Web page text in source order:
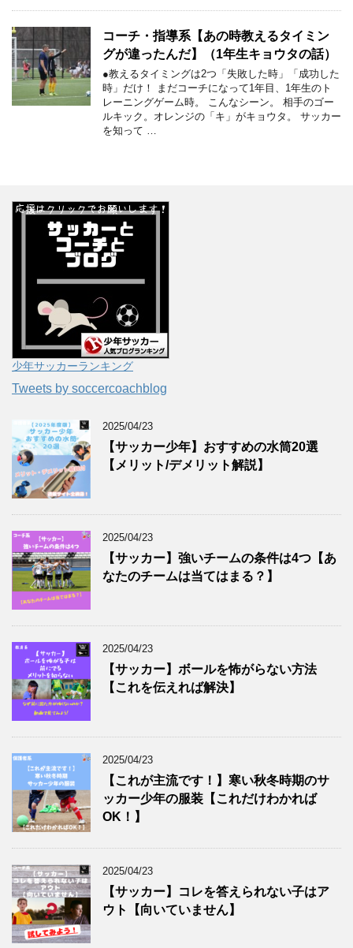
コーチ・指導系【あの時教えるタイミン
グが違ったんだ】（1年生キョウタの話）
●教えるタイミングは2つ「失敗した時」「成功した
時」だけ！ まだコーチになって1年目、1年生のト
レーニングゲーム時。 こんなシーン。 相手のゴー
ルキック。オレンジの「キ」がキョウタ。 サッカー
を知って …
少年サッカーランキング
Tweets by soccercoachblog
2025/04/23
【サッカー少年】おすすめの水筒20選
【メリット/デメリット解説】
2025/04/23
【サッカー】強いチームの条件は4つ【あ
なたのチームは当てはまる？】
2025/04/23
【サッカー】ボールを怖がらない方法
【これを伝えれば解決】
2025/04/23
【これが主流です！】寒い秋冬時期のサ
ッカー少年の服装【これだけわかれば
OK！】
2025/04/23
【サッカー】コレを答えられない子はア
ウト【向いていません】